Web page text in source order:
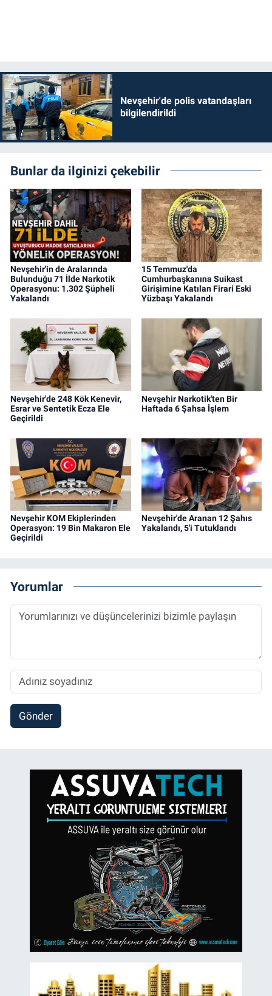
Nevşehir'de polis vatandaşları
bilgilendirildi
Bunlar da ilginizi çekebilir
Nevşehir'in de Aralarında
Bulunduğu 71 İlde Narkotik
Operasyonu: 1.302 Şüpheli
Yakalandı
15 Temmuz'da
Cumhurbaşkanına Suikast
Girişimine Katılan Firari Eski
Yüzbaşı Yakalandı
Nevşehir'de 248 Kök Kenevir,
Esrar ve Sentetik Ecza Ele
Geçirildi
Nevşehir Narkotik'ten Bir
Haftada 6 Şahsa İşlem
Nevşehir KOM Ekiplerinden
Operasyon: 19 Bin Makaron Ele
Geçirildi
Nevşehir'de Aranan 12 Şahıs
Yakalandı, 5'i Tutuklandı
Yorumlar
Gönder